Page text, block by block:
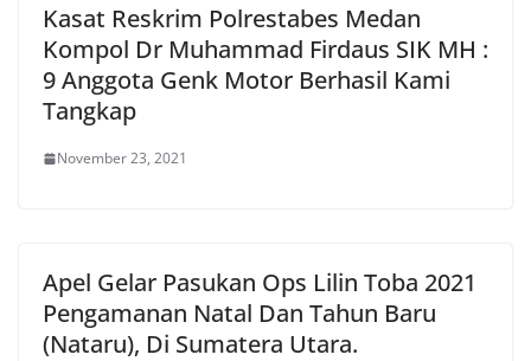
Kasat Reskrim Polrestabes Medan
Kompol Dr Muhammad Firdaus SIK MH :
9 Anggota Genk Motor Berhasil Kami
Tangkap
November 23, 2021
Apel Gelar Pasukan Ops Lilin Toba 2021
Pengamanan Natal Dan Tahun Baru
(Nataru), Di Sumatera Utara.